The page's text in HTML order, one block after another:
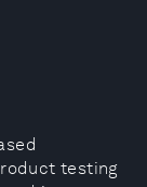
testing